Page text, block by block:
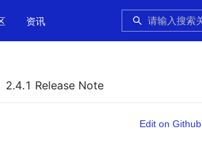
资讯
2.4.1 Release Note
Edit on Github